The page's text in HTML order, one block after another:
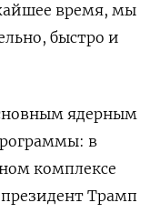
время, мы
быстро и
ядерным
в
комплексе
Трамп